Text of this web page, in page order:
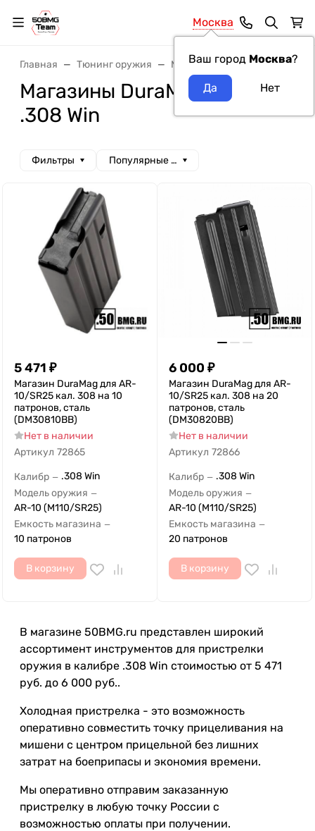
Москва
Ваш город Москва?
Главная Тюнинг оружия Магазины Магазины
Магазины DuraMag калибр
.308 Win
Фильтры Популярные сначала
5 471 ₽
Магазин DuraMag для AR-
10/SR25 кал. 308 на 10
патронов, сталь
(DM30810BB)
Нет в наличии
Артикул 72865
Калибр — .308 Win
Модель оружия —
AR-10 (M110/SR25)
Емкость магазина —
10 патронов
В корзину
6 000 ₽
Магазин DuraMag для AR-
10/SR25 кал. 308 на 20
патронов, сталь
(DM30820BB)
Нет в наличии
Артикул 72866
Калибр — .308 Win
Модель оружия —
AR-10 (M110/SR25)
Емкость магазина —
20 патронов
В корзину
В магазине 50BMG.ru представлен широкий
ассортимент инструментов для пристрелки
оружия в калибре .308 Win стоимостью от 5 471
руб. до 6 000 руб..
Холодная пристрелка - это возможность
оперативно совместить точку прицеливания на
мишени с центром прицельной без лишних
затрат на боеприпасы и экономия времени.
Мы оперативно отправим заказанную
пристрелку в любую точку России с
возможностью оплаты при получении.